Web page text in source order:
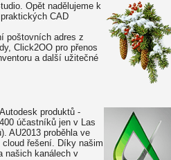
Opět nadělujeme k
CAD
poštovních adres z
Click2OO pro přenos
a další užitečné
produktů -
účastníků jen v Las
AU2013 proběhla ve
řešení. Díky našim
našich kanálech v